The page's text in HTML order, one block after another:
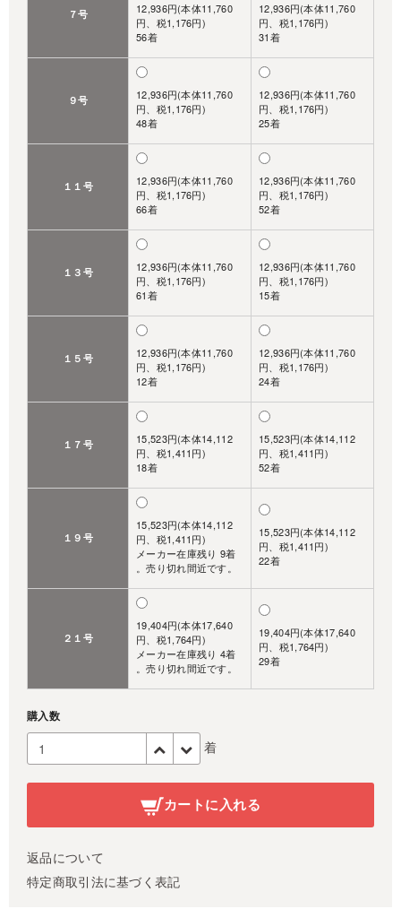
７号
12,936円(本体11,760
円、税1,176円)
56着
12,936円(本体11,760
円、税1,176円)
31着
９号
12,936円(本体11,760
円、税1,176円)
48着
12,936円(本体11,760
円、税1,176円)
25着
１１号
12,936円(本体11,760
円、税1,176円)
66着
12,936円(本体11,760
円、税1,176円)
52着
１３号
12,936円(本体11,760
円、税1,176円)
61着
12,936円(本体11,760
円、税1,176円)
15着
１５号
12,936円(本体11,760
円、税1,176円)
12着
12,936円(本体11,760
円、税1,176円)
24着
１７号
15,523円(本体14,112
円、税1,411円)
18着
15,523円(本体14,112
円、税1,411円)
52着
１９号
15,523円(本体14,112
円、税1,411円)
メーカー在庫残り 9着
。売り切れ間近です。
15,523円(本体14,112
円、税1,411円)
22着
２１号
19,404円(本体17,640
円、税1,764円)
メーカー在庫残り 4着
。売り切れ間近です。
19,404円(本体17,640
円、税1,764円)
29着
購入数
着
カートに入れる
返品について
特定商取引法に基づく表記